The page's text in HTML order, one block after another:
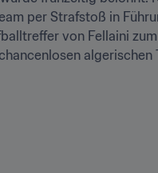
per Strafstoß in
von Fellaini